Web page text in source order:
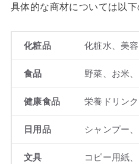
具体的な商材については以下
化粧品 化粧水、美
食品 野菜、お米
健康食品 栄養ドリン
日用品 シャンプー
文具 コピー用紙